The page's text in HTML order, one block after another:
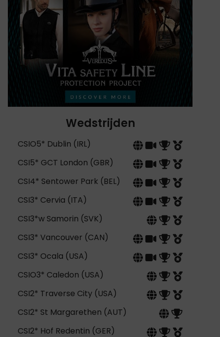
Wedstrijden
CSIO5* Dublin (IRL)
CSI5* GCT London (GBR)
CSI4* Sentower Park (BEL)
CSI3* Cervia (ITA)
CSI3*w Samorin (SVK)
CSI3* Vancouver (CAN)
CSI3* Ocala (USA)
CSIO3* Caledon (USA)
CSI2* Traverse City (USA)
CSI2* St Margarethen (AUT)
CSI2* Hof Redentin (GER)